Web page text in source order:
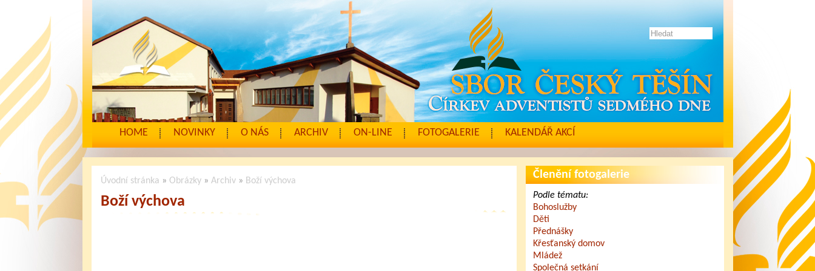
HOME NOVINKY O NÁS ARCHIV ON-LINE FOTOGALERIE KALENDÁŘ AKCÍ
Úvodní stránka » Obrázky» Archiv» Boží výchova
Boží výchova
Členění fotogalerie
Podle tématu:
Bohoslužby
Děti
Přednášky
Křesťanský domov
Mládež
Společná setkání